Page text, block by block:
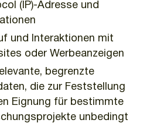
(IP)-Adresse und
und Interaktionen mit
oder Werbeanzeigen
begrenzte
die zur Feststellung
Eignung für bestimmte
unbedingt